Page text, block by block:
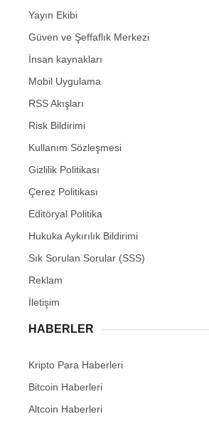
Yayın Ekibi
Güven ve Şeffaflık Merkezi
İnsan kaynakları
Mobil Uygulama
RSS Akışları
Risk Bildirimi
Kullanım Sözleşmesi
Gizlilik Politikası
Çerez Politikası
Editöryal Politika
Hukuka Aykırılık Bildirimi
Sık Sorulan Sorular (SSS)
Reklam
İletişim
HABERLER
Kripto Para Haberleri
Bitcoin Haberleri
Altcoin Haberleri